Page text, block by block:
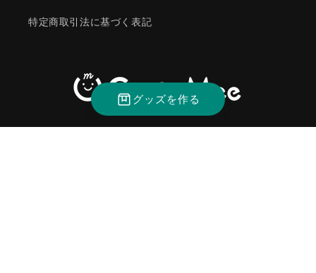
特定商取引法に基づく表記
グッズを作る